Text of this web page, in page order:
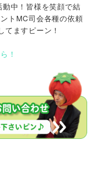
中！皆様を笑顔で結
トMC司会各種の依頼
てますピーン！
！